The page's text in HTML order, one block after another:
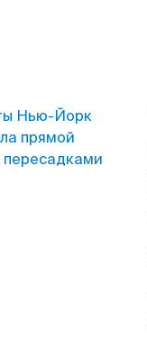
Нью-Йорк
прямой
пересадками